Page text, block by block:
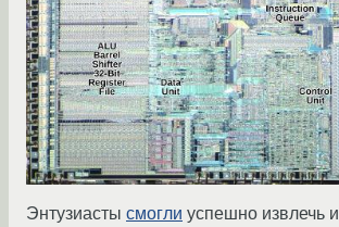
Энтузиасты смогли успешно извлечь и